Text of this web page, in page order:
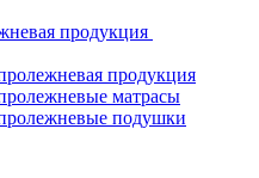
продукция
продукция
матрасы
подушки